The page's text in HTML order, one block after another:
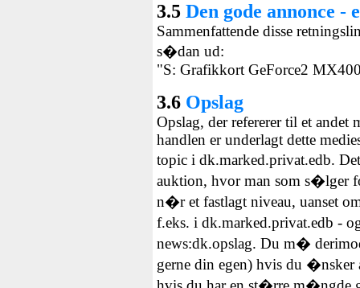
3.5 Den gode annonce -
Sammenfattende disse
s�dan ud:
"S: Grafikkort GeForce2
3.6 Opslag
Opslag, der refererer til et andet
handlen er underlagt dette
topic i dk.marked.privat.edb.
auktion, hvor man som s�lger
n�r et fastlagt niveau, uanset
f.eks. i dk.marked.privat.edb -
news:dk.opslag. Du m�
gerne din egen) hvis du �nsker